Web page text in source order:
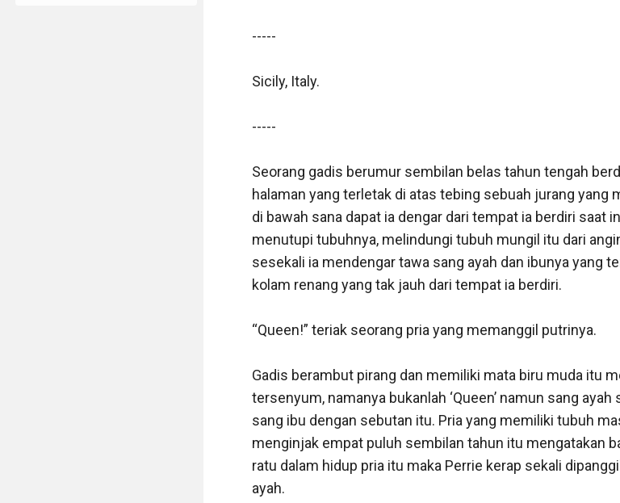
-----
Sicily, Italy.
-----
Seorang gadis berumur sembilan belas tahun tengah
halaman yang terletak di atas tebing sebuah jurang yang
di bawah sana dapat ia dengar dari tempat ia berdiri saat
menutupi tubuhnya, melindungi tubuh mungil itu dari
sesekali ia mendengar tawa sang ayah dan ibunya yang
kolam renang yang tak jauh dari tempat ia berdiri.
“Queen!” teriak seorang pria yang memanggil putrinya.
Gadis berambut pirang dan memiliki mata biru muda itu
tersenyum, namanya bukanlah ‘Queen’ namun sang
sang ibu dengan sebutan itu. Pria yang memiliki tubuh
menginjak empat puluh sembilan tahun itu mengatakan
ratu dalam hidup pria itu maka Perrie kerap sekali
ayah.